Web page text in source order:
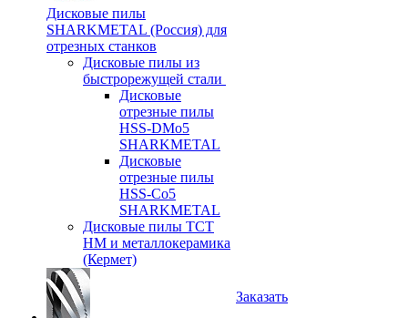
Дисковые пилы
SHARKMETAL (Россия) для
отрезных станков
Дисковые пилы из
быстрорежущей стали
Дисковые
отрезные пилы
HSS-DMo5
SHARKMETAL
Дисковые
отрезные пилы
HSS-Co5
SHARKMETAL
Дисковые пилы ТСТ
НМ и металлокерамика
(Кермет)
Заказать